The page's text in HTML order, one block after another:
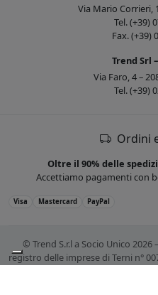
Via Mario Corrieri,
Tel. (+39)
Fax. (+39)
Trend Srl
Via Faro, 4 –
Tel. (+39)
Ordini
Oltre il 90% delle
Accettiamo pagamenti con
Visa Mastercard PayPal
© Trend S.r.l a Socio Unico 2026
registro delle imprese di Terni n°